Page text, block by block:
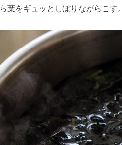
ら葉をギュッとしぼりながらこす。